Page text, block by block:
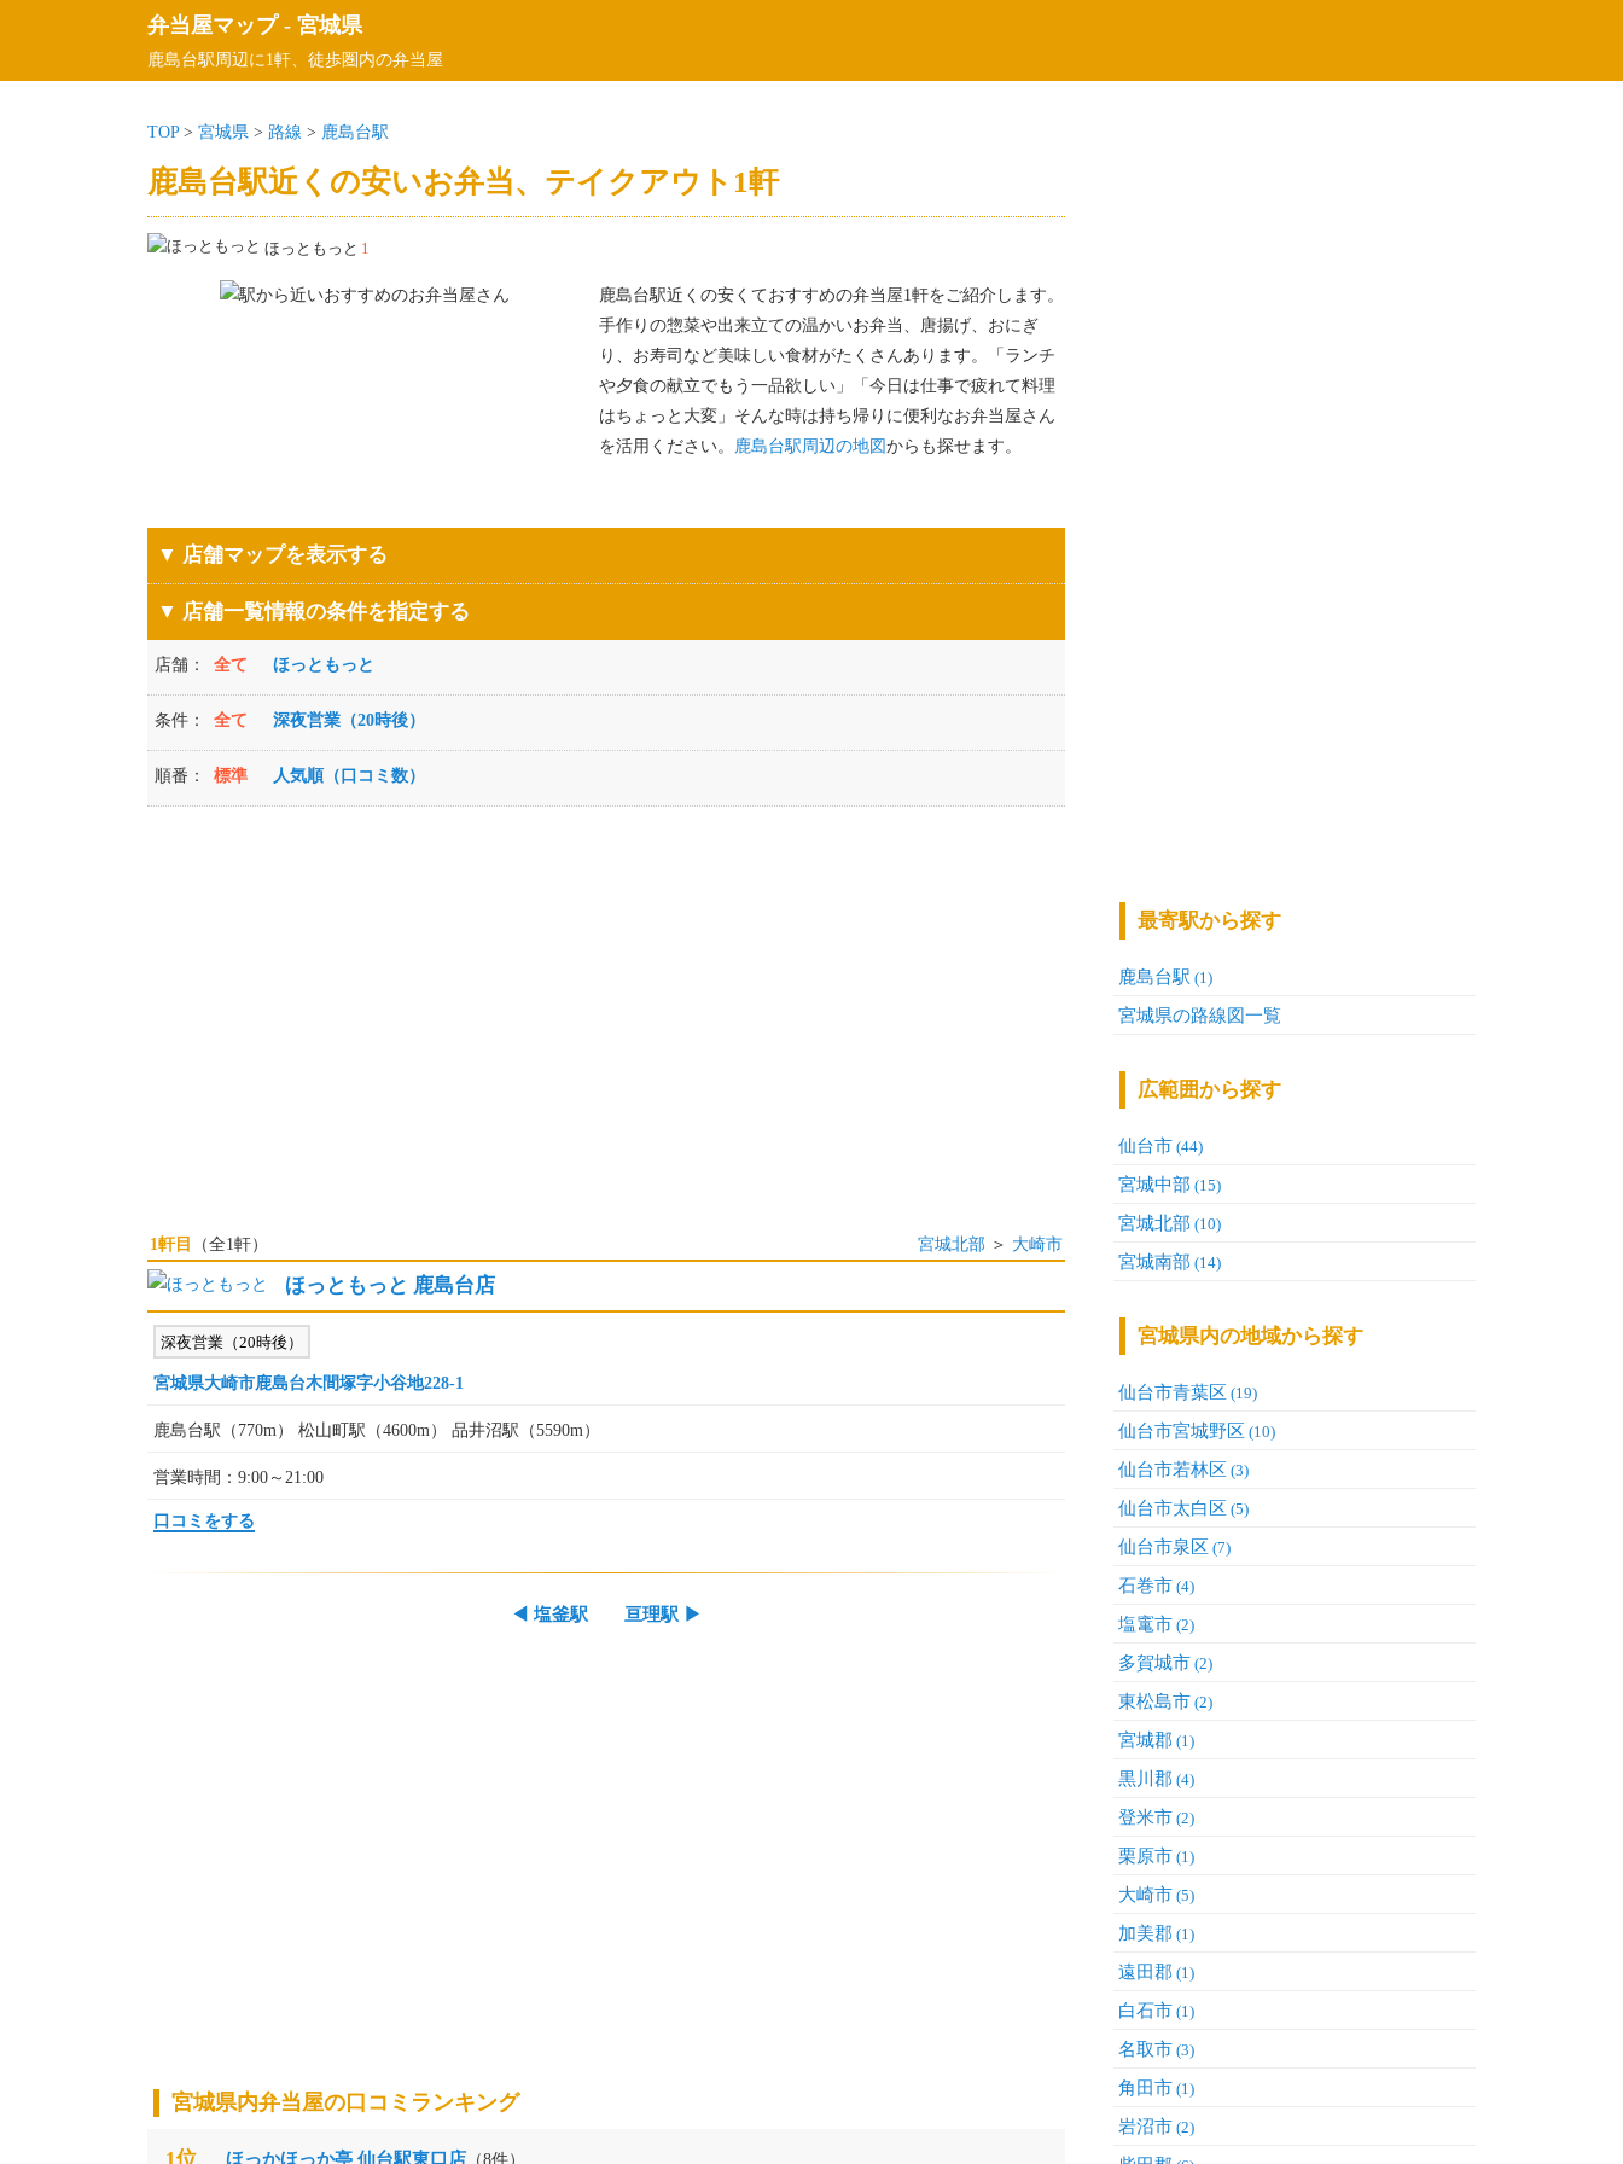
弁当屋マップ- 宮城県
鹿島台駅周辺に1軒、徒歩圏内の弁当屋
TOP> 宮城県 > 路線 > 鹿島台駅
鹿島台駅近くの安いお弁当、テイクアウト1軒
ほっともっと 1
鹿島台駅近くの安くておすすめの弁当屋1軒をご紹介します。
手作りの惣菜や出来立ての温かいお弁当、唐揚げ、おにぎ
り、お寿司など美味しい食材がたくさんあります。「ランチ
や夕食の献立でもう一品欲しい」「今日は仕事で疲れて料理
はちょっと大変」そんな時は持ち帰りに便利なお弁当屋さん
を活用ください。 鹿島台駅周辺の地図 からも探せます。
▼ 店舗マップを表示する
▼ 店舗一覧情報の条件を指定する
店舗： 全て ほっともっと
条件： 全て 深夜営業（20時後）
順番： 標準 人気順（口コミ数）
1軒目 （全1軒） 宮城北部 ＞ 大崎市
ほっともっと 鹿島台店
深夜営業（20時後）
宮城県大崎市鹿島台木間塚字小谷地228-1
鹿島台駅（770m） 松山町駅（4600m） 品井沼駅（5590m）
営業時間：9:00～21:00
口コミをする
◀塩釜駅 亘理駅 ▶
宮城県内弁当屋の口コミランキング
1位 ほっかほっか亭 仙台駅東口店 （8件）
最寄駅から探す
鹿島台駅 (1)
宮城県の路線図一覧
広範囲から探す
仙台市 (44)
宮城中部 (15)
宮城北部 (10)
宮城南部 (14)
宮城県内の地域から探す
仙台市青葉区 (19)
仙台市宮城野区 (10)
仙台市若林区 (3)
仙台市太白区 (5)
仙台市泉区 (7)
石巻市 (4)
塩竃市 (2)
多賀城市 (2)
東松島市 (2)
宮城郡 (1)
黒川郡 (4)
登米市 (2)
栗原市 (1)
大崎市 (5)
加美郡 (1)
遠田郡 (1)
白石市 (1)
名取市 (3)
角田市 (1)
岩沼市 (2)